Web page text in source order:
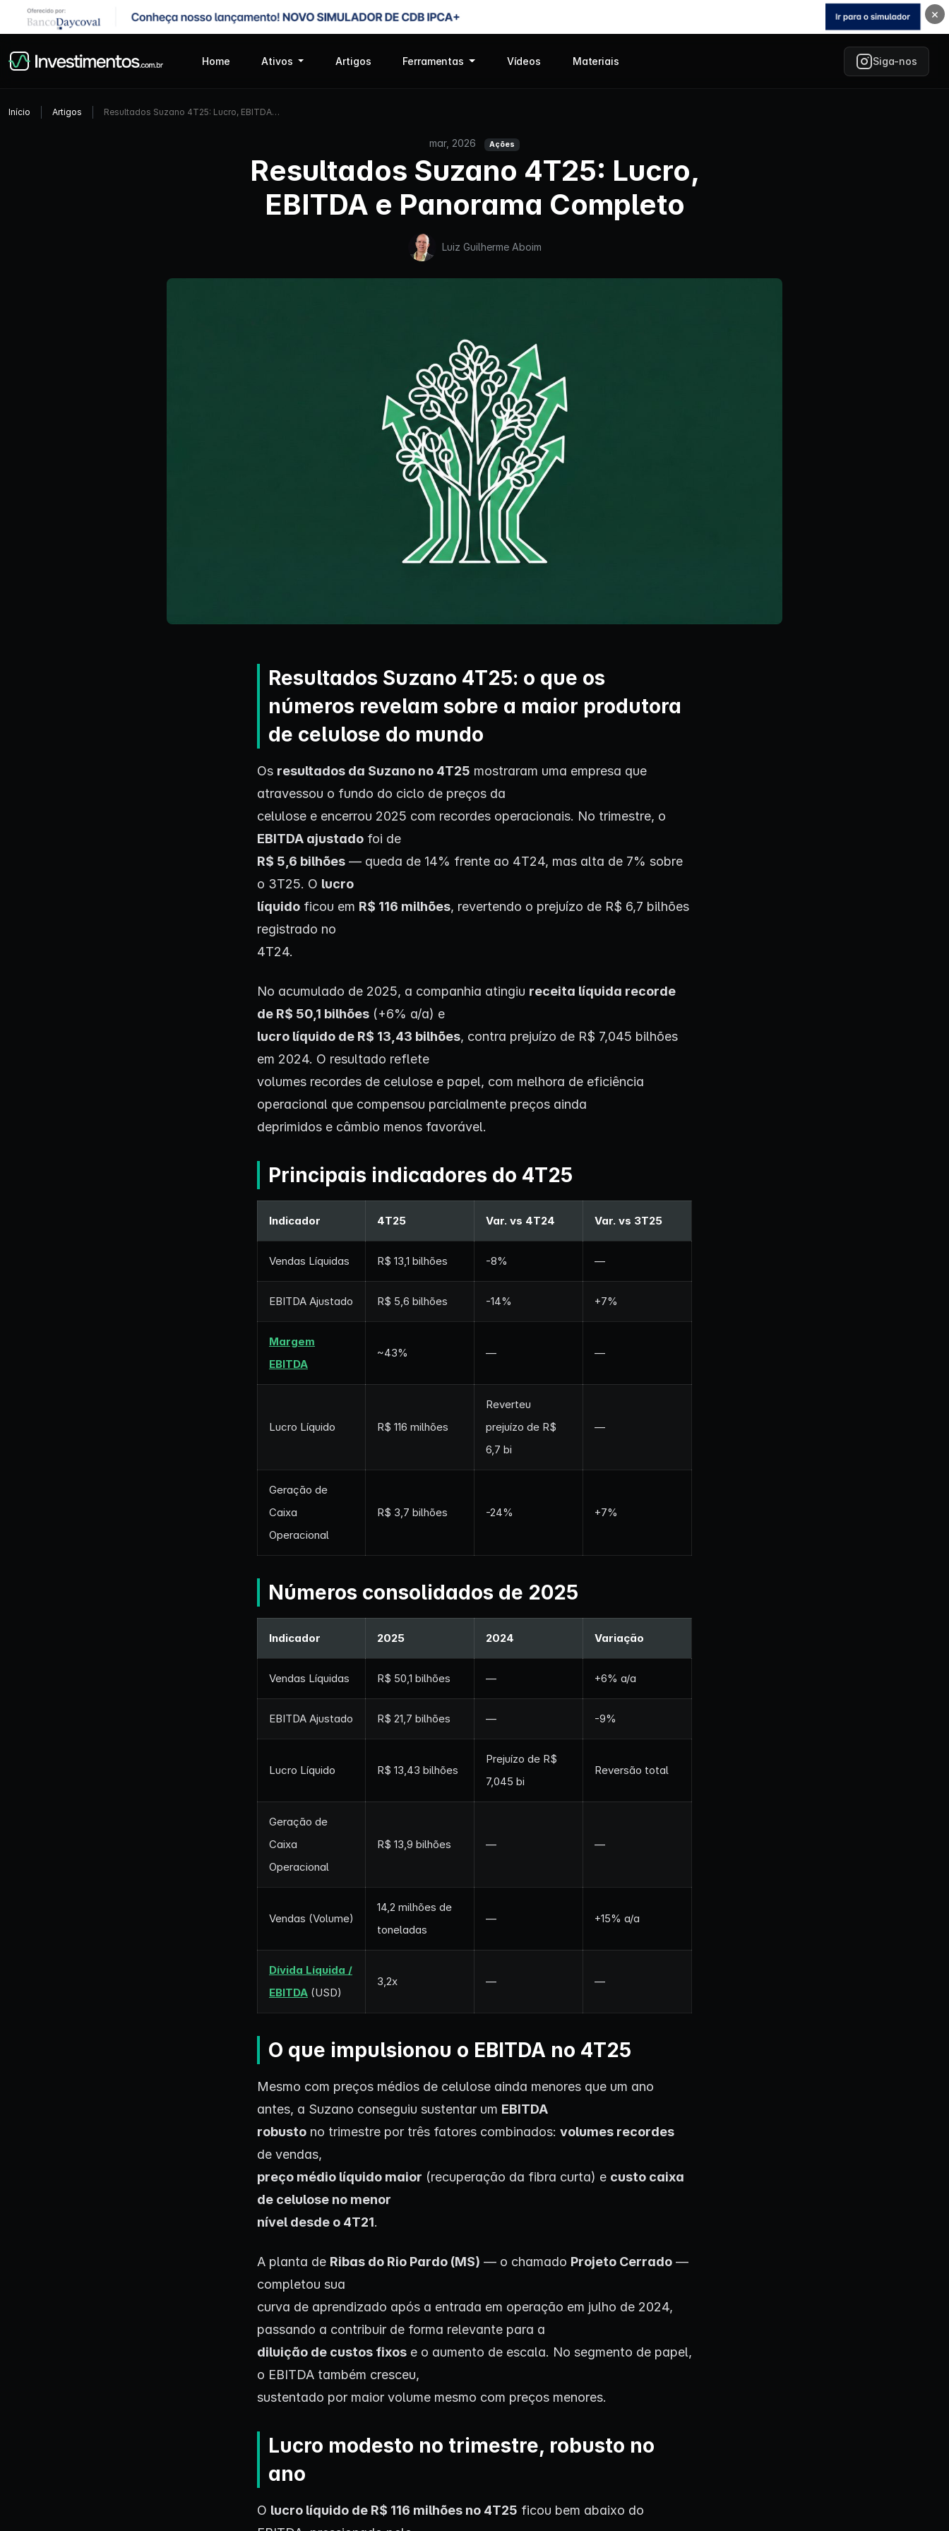
×
Home Ativos Artigos Ferramentas Vídeos Materiais Siga-nos
Início Artigos Resultados Suzano 4T25: Lucro, EBITDA…
mar, 2026 Ações
Resultados Suzano 4T25: Lucro,
EBITDA e Panorama Completo
Luiz Guilherme Aboim
Resultados Suzano 4T25: o que os
números revelam sobre a maior produtora
de celulose do mundo
Os resultados da Suzano no 4T25 mostraram uma empresa que
atravessou o fundo do ciclo de preços da
celulose e encerrou 2025 com recordes operacionais. No trimestre, o
EBITDA ajustado foi de
R$ 5,6 bilhões — queda de 14% frente ao 4T24, mas alta de 7% sobre
o 3T25. O lucro
líquido ficou em R$ 116 milhões, revertendo o prejuízo de R$ 6,7 bilhões
registrado no
4T24.
No acumulado de 2025, a companhia atingiu receita líquida recorde
de R$ 50,1 bilhões (+6% a/a) e
lucro líquido de R$ 13,43 bilhões, contra prejuízo de R$ 7,045 bilhões
em 2024. O resultado reflete
volumes recordes de celulose e papel, com melhora de eficiência
operacional que compensou parcialmente preços ainda
deprimidos e câmbio menos favorável.
Principais indicadores do 4T25
Indicador 4T25 Var. vs 4T24 Var. vs 3T25
Vendas Líquidas R$ 13,1 bilhões -8% —
EBITDA Ajustado R$ 5,6 bilhões -14% +7%
Margem
EBITDA
~43% — —
Lucro Líquido R$ 116 milhões
Reverteu
prejuízo de R$
6,7 bi
—
Geração de
Caixa
Operacional
R$ 3,7 bilhões -24% +7%
Números consolidados de 2025
Indicador 2025 2024 Variação
Vendas Líquidas R$ 50,1 bilhões — +6% a/a
EBITDA Ajustado R$ 21,7 bilhões — -9%
Lucro Líquido R$ 13,43 bilhões
Prejuízo de R$
7,045 bi
Reversão total
Geração de
Caixa
Operacional
R$ 13,9 bilhões — —
Vendas (Volume)
14,2 milhões de
toneladas
— +15% a/a
Dívida Líquida /
EBITDA (USD)
3,2x — —
O que impulsionou o EBITDA no 4T25
Mesmo com preços médios de celulose ainda menores que um ano
antes, a Suzano conseguiu sustentar um EBITDA
robusto no trimestre por três fatores combinados: volumes recordes
de vendas,
preço médio líquido maior (recuperação da fibra curta) e custo caixa
de celulose no menor
nível desde o 4T21.
A planta de Ribas do Rio Pardo (MS) — o chamado Projeto Cerrado —
completou sua
curva de aprendizado após a entrada em operação em julho de 2024,
passando a contribuir de forma relevante para a
diluição de custos fixos e o aumento de escala. No segmento de papel,
o EBITDA também cresceu,
sustentado por maior volume mesmo com preços menores.
Lucro modesto no trimestre, robusto no
ano
O lucro líquido de R$ 116 milhões no 4T25 ficou bem abaixo do